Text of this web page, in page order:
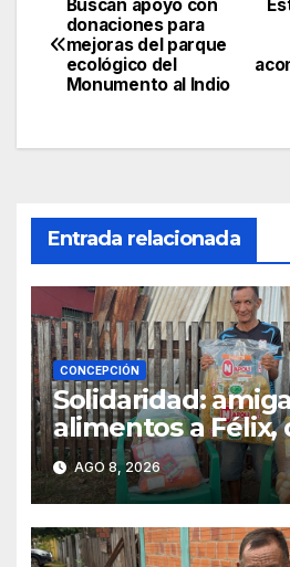
Navegación
de
Buscan apoyo con
donaciones para
mejoras del parque
ecológico del
Monumento al Indio
Entrada relacionada
CONCEPCIÓN
Solidaridad:
alimentos a Félix,
vende caramelos
subsistir
AGO 8, 2026